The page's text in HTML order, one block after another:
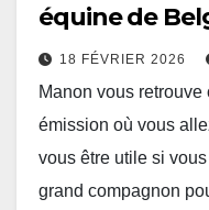
équine de
18 FÉVRIER 2026
Manon vous
émission où vous
vous être utile si
grand compagnon